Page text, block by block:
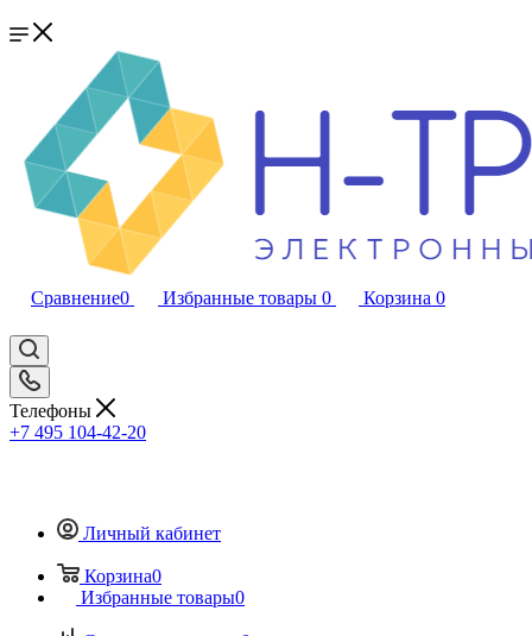
Сравнение0 Избранные товары 0 Корзина 0
Телефоны
+7 495 104-42-20
Личный кабинет
Корзина0
Избранные товары0